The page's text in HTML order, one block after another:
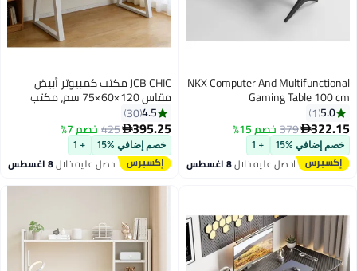
NKX Computer And Multifunctional
Gaming Table 100 cm
5.0
1
322.15
379 خصم 15%
خصم إضافي %15 + 1
احصل عليه خلال8 اغسطس
JCB CHIC مكتب كمبيوتر أبيض
مقاس 120×60×75 سم، مكتب
منزلي بسطح كبير وأرجل شبه
منحرفة ثابتة، مكتب دراسة بسيط
وعصري، مكتب ألعاب، مكتب كتابة،
محطة عمل للمكتب المنزلي، سهل
التجميع
4.5
30
395.25
425 خصم 7%
خصم إضافي %15 + 1
احصل عليه خلال8 اغسطس